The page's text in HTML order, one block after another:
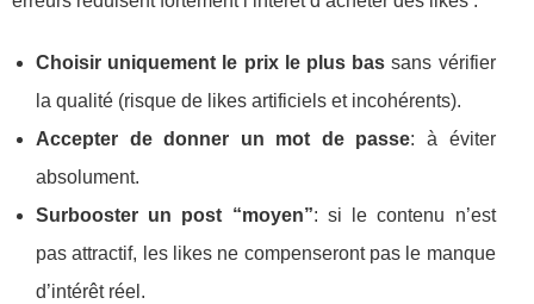
Choisir uniquement le prix le plus bas sans vérifier
la qualité (risque de likes artificiels et incohérents).
Accepter de donner un mot de passe: à éviter
absolument.
Surbooster un post “moyen”: si le contenu n’est
pas attractif, les likes ne compenseront pas le manque
d’intérêt réel.